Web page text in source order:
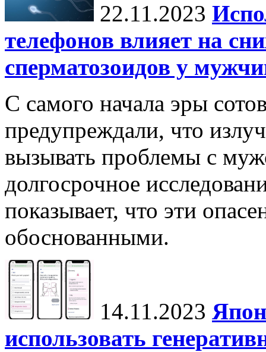
22.11.2023
телефонов влияет на
сперматозоидов у
С самого начала эры
предупреждали, что
вызывать проблемы с
долгосрочное
показывает, что эти
обоснованными.
14.11.2023
использовать